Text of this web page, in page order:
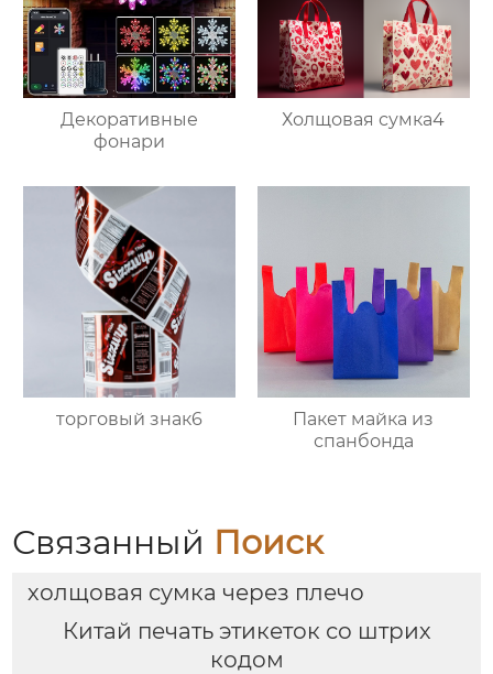
Декоративные
фонари
Холщовая сумка4
торговый знак6
Пакет майка из
спанбонда
Связанный Поиск
холщовая сумка через плечо
Китай печать этикеток со штрих
кодом